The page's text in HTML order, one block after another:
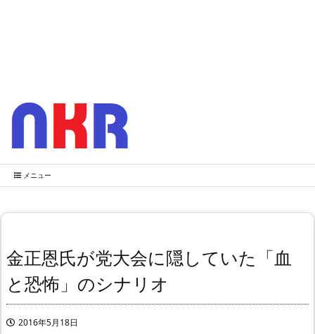
メニュー
金正恩氏が党大会に隠していた「血
と恐怖」のシナリオ
2016年5月18日